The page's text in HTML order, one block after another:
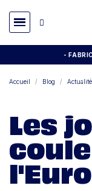
-
Accueil Blog
Les